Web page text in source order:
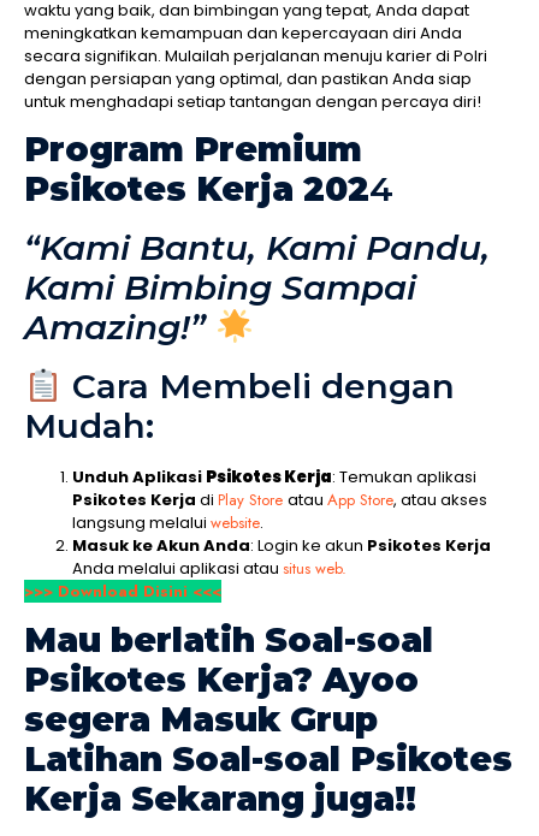
waktu yang baik, dan bimbingan yang tepat, Anda dapat
meningkatkan kemampuan dan kepercayaan diri Anda
secara signifikan. Mulailah perjalanan menuju karier di Polri
dengan persiapan yang optimal, dan pastikan Anda siap
untuk menghadapi setiap tantangan dengan percaya diri!
Program Premium
Psikotes Kerja 2024
“Kami Bantu, Kami Pandu,
Kami Bimbing Sampai
Amazing!”
Cara Membeli dengan
Mudah:
Unduh Aplikasi Psikotes Kerja: Temukan aplikasi
Psikotes Kerja di Play Store atau App Store, atau akses
langsung melalui website.
Masuk ke Akun Anda: Login ke akun Psikotes Kerja
Anda melalui aplikasi atau situs web.
>>> Download Disini <<<
Mau berlatih Soal-soal
Psikotes Kerja? Ayoo
segera Masuk Grup
Latihan Soal-soal Psikotes
Kerja Sekarang juga!!